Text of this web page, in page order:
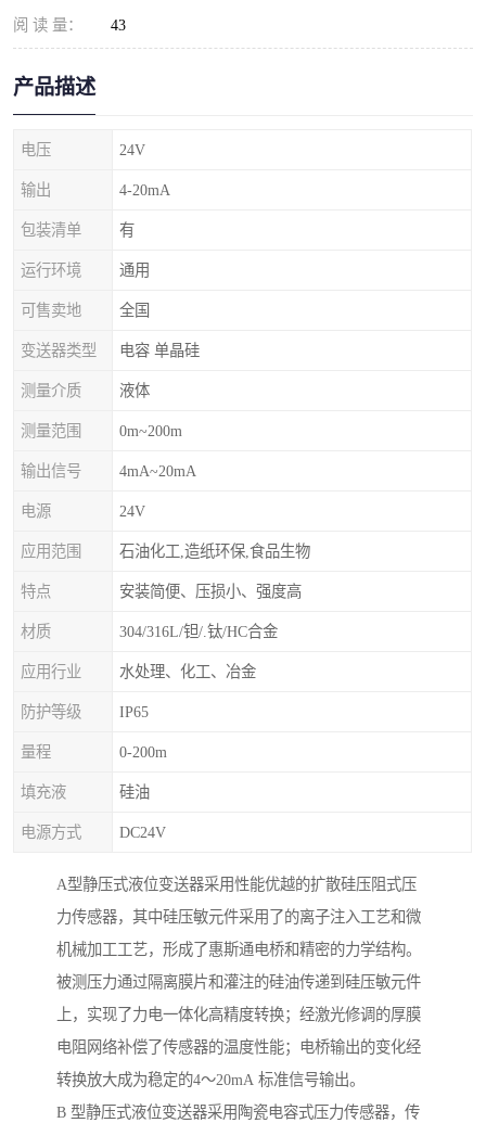
阅 读 量： 43
产品描述
电压 24V
输出 4-20mA
包装清单 有
运行环境 通用
可售卖地 全国
变送器类型 电容 单晶硅
测量介质 液体
测量范围 0m~200m
输出信号 4mA~20mA
电源 24V
应用范围 石油化工,造纸环保,食品生物
特点 安装简便、压损小、强度高
材质 304/316L/钽/.钛/HC合金
应用行业 水处理、化工、冶金
防护等级 IP65
量程 0-200m
填充液 硅油
电源方式 DC24V
A型静压式液位变送器采用性能优越的扩散硅压阻式压
力传感器，其中硅压敏元件采用了的离子注入工艺和微
机械加工工艺，形成了惠斯通电桥和精密的力学结构。
被测压力通过隔离膜片和灌注的硅油传递到硅压敏元件
上，实现了力电一体化高精度转换；经激光修调的厚膜
电阻网络补偿了传感器的温度性能；电桥输出的变化经
转换放大成为稳定的4～20mA 标准信号输出。
B 型静压式液位变送器采用陶瓷电容式压力传感器，传